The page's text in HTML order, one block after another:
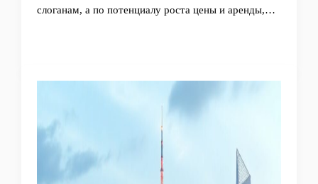
слоганам, а по потенциалу роста цены и аренды,…